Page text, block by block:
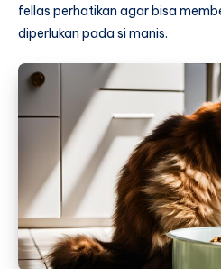
fellas perhatikan agar bisa
diperlukan pada si manis.